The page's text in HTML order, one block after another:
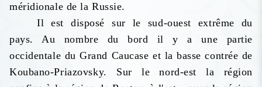
méridionale de la Russie.
Il est disposé sur le sud-ouest extrême du
pays. Au nombre du bord il y a une partie
occidentale du Grand Caucase et la basse contrée de
Koubano-Priazovsky. Sur le nord-est la région